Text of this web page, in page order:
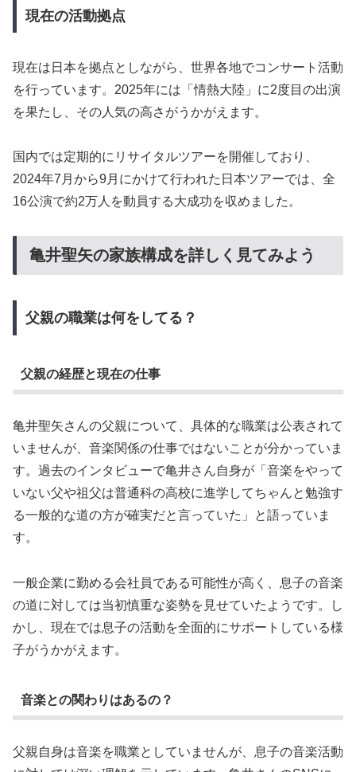
現在の活動拠点
現在は日本を拠点としながら、世界各地でコンサート活動
を行っています。2025年には「情熱大陸」に2度目の出演
を果たし、その人気の高さがうかがえます。
国内では定期的にリサイタルツアーを開催しており、
2024年7月から9月にかけて行われた日本ツアーでは、全
16公演で約2万人を動員する大成功を収めました。
亀井聖矢の家族構成を詳しく見てみよう
父親の職業は何をしてる？
父親の経歴と現在の仕事
亀井聖矢さんの父親について、具体的な職業は公表されて
いませんが、音楽関係の仕事ではないことが分かっていま
す。過去のインタビューで亀井さん自身が「音楽をやって
いない父や祖父は普通科の高校に進学してちゃんと勉強す
る一般的な道の方が確実だと言っていた」と語っていま
す。
一般企業に勤める会社員である可能性が高く、息子の音楽
の道に対しては当初慎重な姿勢を見せていたようです。し
かし、現在では息子の活動を全面的にサポートしている様
子がうかがえます。
音楽との関わりはあるの？
父親自身は音楽を職業としていませんが、息子の音楽活動